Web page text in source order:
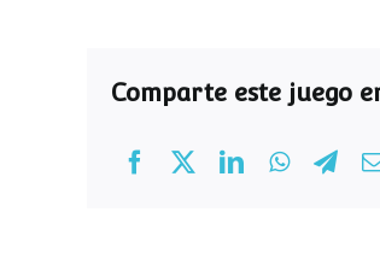
Comparte este juego